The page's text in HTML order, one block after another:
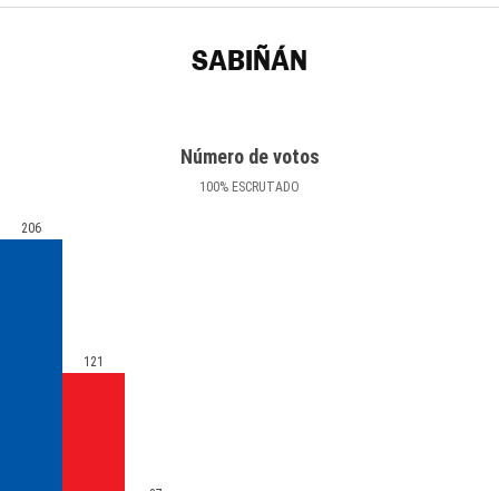
SABIÑÁN
Número de votos
100% ESCRUTADO
206
121